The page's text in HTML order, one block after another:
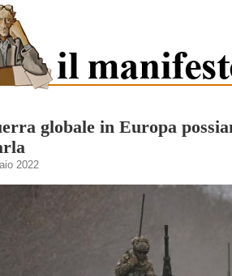
globale in Europa
2022